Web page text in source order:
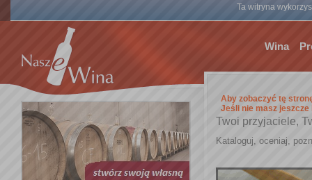
Ta witryna
Wina
Aby zobaczyć tę
Jeśli nie masz jeszcze
Twoi przyjaciele,
Kataloguj, oceniaj,